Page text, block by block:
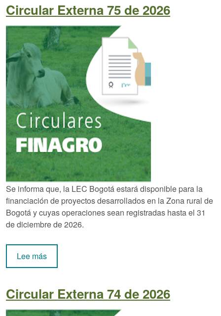
Circular Externa 75 de 2026
Se informa que, la LEC Bogotá estará disponible para la
financiación de proyectos desarrollados en la Zona rural de
Bogotá y cuyas operaciones sean registradas hasta el 31
de diciembre de 2026.
Lee mássobre Circular Externa 75 de 2026
Circular Externa 74 de 2026